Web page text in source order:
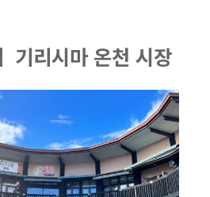
기리시마 온천 시장